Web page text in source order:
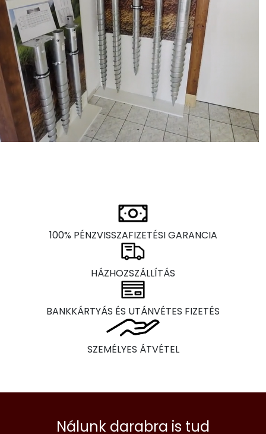
100% PÉNZVISSZAFIZETÉSI GARANCIA
HÁZHOZSZÁLLÍTÁS
BANKKÁRTYÁS ÉS UTÁNVÉTES FIZETÉS
SZEMÉLYES ÁTVÉTEL
Nálunk darabra is tud